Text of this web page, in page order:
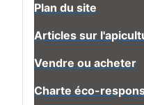
Plan du site
Articles sur
Vendre ou acheter
Charte éco-